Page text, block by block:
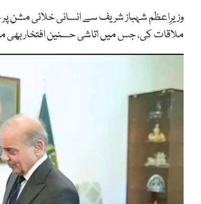
وزیرِاعظم شہباز شریف سے انسانی خلائی مشن پر
ملاقات کی، جس میں اتاشی حسنین افتخار بھی